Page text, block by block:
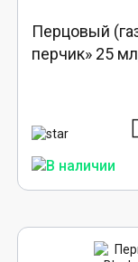
Перцовый
перчик» 25